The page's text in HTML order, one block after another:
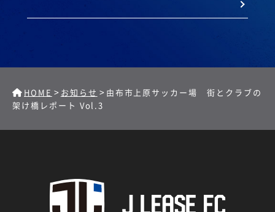
HOME > お知らせ > 由布市上原サッカー場 街とクラブの
架け橋レポート Vol.3